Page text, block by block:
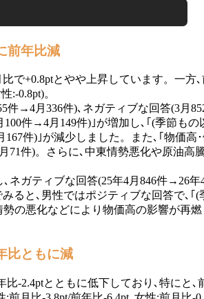
前年比減
+0.8ptとやや上昇しています。一方
:-0.8pt)。
→4月336件)､ネガティブな回答(3月
件→4月149件)｣が増加し､｢(季節も
件)｣が減少しました。また､｢物価
件)。さらに､中東情勢悪化や原油高
ガティブな回答(25年4月846件→26
と､男性ではポジティブな回答で､｢
の悪化などにより物価高の影響が再
比ともに減
-2.4ptとともに低下しており､特にと